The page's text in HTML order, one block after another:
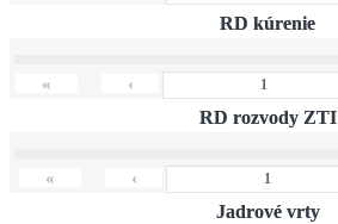
RD kúrenie
« ‹
RD rozvody ZTI
« ‹
Jadrové vrty